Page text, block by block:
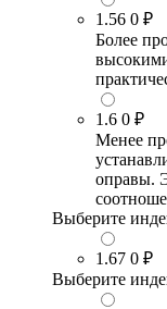
1.56 0 ₽
Более
1.6 0 ₽
Менее
оправы.
Выберите
1.67 0 ₽
Выберите